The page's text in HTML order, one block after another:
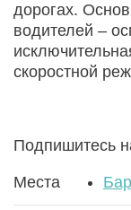
дорогах.
водителей –
скоростной
Подпишитесь
Места